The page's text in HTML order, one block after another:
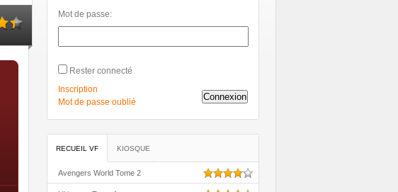
Mot de passe:
Rester connecté
Connexion
Inscription
Mot de passe oublié
RECUEIL VF KIOSQUE
Avengers World Tome 2